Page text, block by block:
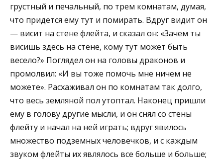
грустный и печальный, по трем комнатам, думая,
что придется ему тут и помирать. Вдруг видит он
— висит на стене флейта, и сказал он: «Зачем ты
висишь здесь на стене, кому тут может быть
весело?» Поглядел он на головы драконов и
промолвил: «И вы тоже помочь мне ничем не
можете». Расхаживал он по комнатам так долго,
что весь земляной пол утоптал. Наконец пришли
ему в голову другие мысли, и он снял со стены
флейту и начал на ней играть; вдруг явилось
множество подземных человечков, и с каждым
звуком флейты их являлось все больше и больше;